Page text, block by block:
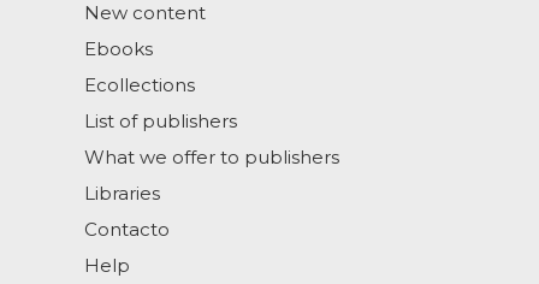
New content
Ebooks
Ecollections
List of publishers
What we offer to publishers
Libraries
Contacto
Help